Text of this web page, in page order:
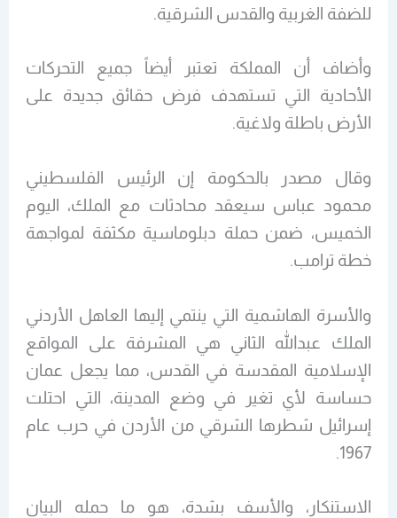
للضفة الغربية والقدس الشرقية.
وأضاف أن المملكة تعتبر أيضاً جميع التحركات
الأحادية التي تستهدف فرض حقائق جديدة على
الأرض باطلة ولاغية.
وقال مصدر بالحكومة إن الرئيس الفلسطيني
محمود عباس سيعقد محادثات مع الملك، اليوم
الخميس، ضمن حملة دبلوماسية مكثفة لمواجهة
خطة ترامب.
والأسرة الهاشمية التي ينتمي إليها العاهل الأردني
الملك عبدالله الثاني هي المشرفة على المواقع
الإسلامية المقدسة في القدس، مما يجعل عمان
حساسة لأي تغير في وضع المدينة، التي احتلت
إسرائيل شطرها الشرقي من الأردن في حرب عام
1967.
الاستنكار، والأسف بشدة، هو ما حمله البيان